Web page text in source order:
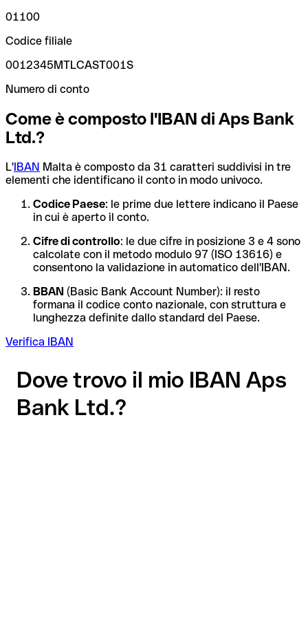
01100
Codice filiale
0012345MTLCAST001S
Numero di conto
Come è composto l'IBAN di Aps Bank
Ltd.?
L'IBAN Malta è composto da 31 caratteri suddivisi in tre
elementi che identificano il conto in modo univoco.
Codice Paese: le prime due lettere indicano il Paese
in cui è aperto il conto.
Cifre di controllo: le due cifre in posizione 3 e 4 sono
calcolate con il metodo modulo 97 (ISO 13616) e
consentono la validazione in automatico dell'IBAN.
BBAN (Basic Bank Account Number): il resto
formana il codice conto nazionale, con struttura e
lunghezza definite dallo standard del Paese.
Verifica IBAN
Dove trovo il mio IBAN Aps
Bank Ltd.?